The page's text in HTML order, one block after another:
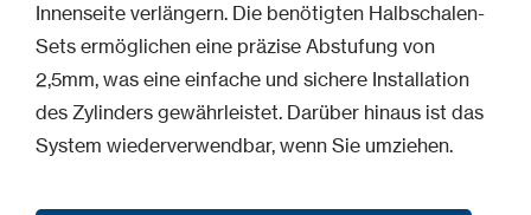
Innenseite verlängern. Die benötigten Halbschalen-
Sets ermöglichen eine präzise Abstufung von
2,5mm, was eine einfache und sichere Installation
des Zylinders gewährleistet. Darüber hinaus ist das
System wiederverwendbar, wenn Sie umziehen.